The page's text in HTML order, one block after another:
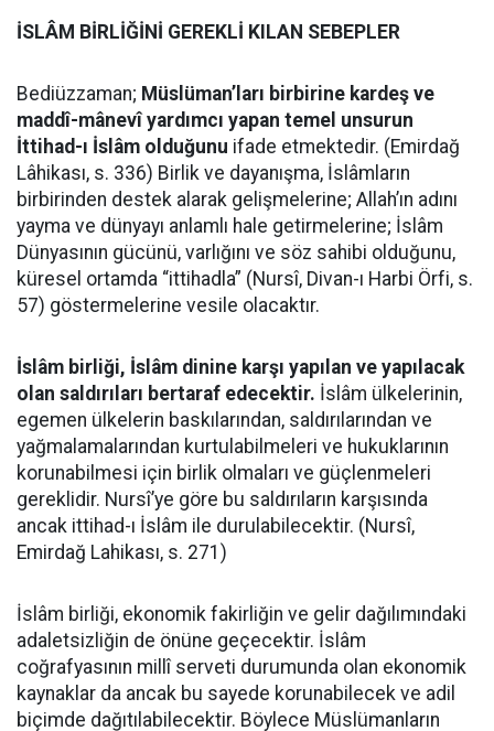
İSLÂM BİRLİĞİNİ GEREKLİ KILAN SEBEPLER
Bediüzzaman; Müslüman’ları birbirine kardeş ve
maddî-mânevî yardımcı yapan temel unsurun
İttihad-ı İslâm olduğunu ifade etmektedir. (Emirdağ
Lâhikası, s. 336) Birlik ve dayanışma, İslâmların
birbirinden destek alarak gelişmelerine; Allah’ın adını
yayma ve dünyayı anlamlı hale getirmelerine; İslâm
Dünyasının gücünü, varlığını ve söz sahibi olduğunu,
küresel ortamda “ittihadla” (Nursî, Divan-ı Harbi Örfi, s.
57) göstermelerine vesile olacaktır.
İslâm birliği, İslâm dinine karşı yapılan ve yapılacak
olan saldırıları bertaraf edecektir. İslâm ülkelerinin,
egemen ülkelerin baskılarından, saldırılarından ve
yağmalamalarından kurtulabilmeleri ve hukuklarının
korunabilmesi için birlik olmaları ve güçlenmeleri
gereklidir. Nursî’ye göre bu saldırıların karşısında
ancak ittihad-ı İslâm ile durulabilecektir. (Nursî,
Emirdağ Lahikası, s. 271)
İslâm birliği, ekonomik fakirliğin ve gelir dağılımındaki
adaletsizliğin de önüne geçecektir. İslâm
coğrafyasının millî serveti durumunda olan ekonomik
kaynaklar da ancak bu sayede korunabilecek ve adil
biçimde dağıtılabilecektir. Böylece Müslümanların